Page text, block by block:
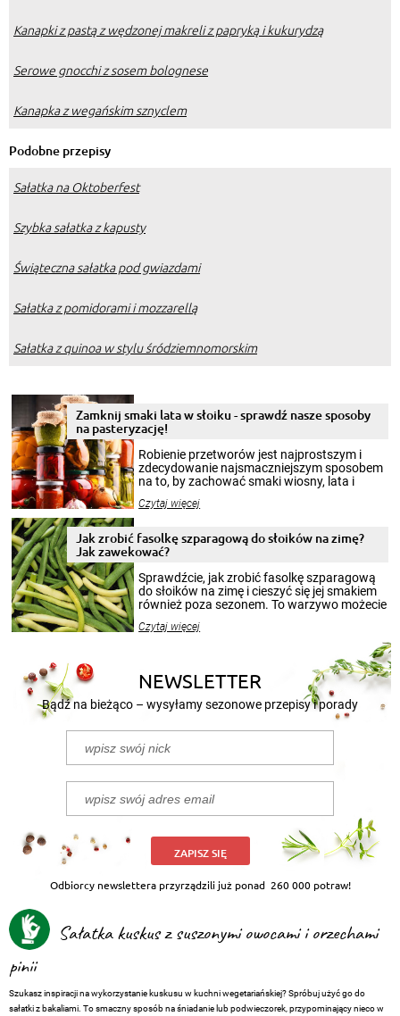
Kanapki z pastą z wędzonej makreli z papryką i kukurydzą
Serowe gnocchi z sosem bolognese
Kanapka z wegańskim sznyclem
Podobne przepisy
Sałatka na Oktoberfest
Szybka sałatka z kapusty
Świąteczna sałatka pod gwiazdami
Sałatka z pomidorami i mozzarellą
Sałatka z quinoa w stylu śródziemnomorskim
Zamknij smaki lata w słoiku - sprawdź nasze sposoby
na pasteryzację!
Robienie przetworów jest najprostszym i
zdecydowanie najsmaczniejszym sposobem
na to, by zachować smaki wiosny, lata i
krajobrazów, by cieszyć nimi oko w sezonie
pełni poczuć atmosferę cieplejszych
miesięcy. Przygotowanie słoików ze
patenty, które pozwolą zachować świeżość
przetworów.
Czytaj więcej
Jak zrobić fasolkę szparagową do słoików na zimę?
Jak zawekować?
Sprawdźcie, jak zrobić fasolkę szparagową
do słoików na zimę i cieszyć się jej smakiem
również poza sezonem. To warzywo możecie
nasze propozycje!
Czytaj więcej
NEWSLETTER
Bądź na bieżąco – wysyłamy sezonowe przepisy i porady
ZAPISZ SIĘ
Odbiorcy newslettera przyrządzili już ponad 260 000 potraw!
Sałatka kuskus z suszonymi owocami i orzechami
pinii
Szukasz inspiracji na wykorzystanie kuskusu w kuchni wegetariańskiej? Spróbuj użyć go do
sałatki z bakaliami. To smaczny sposób na śniadanie lub podwieczorek, przypominający nieco w